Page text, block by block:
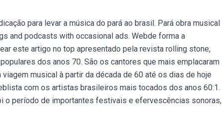
para levar a música do pará ao brasil. Pará obra musical
and podcasts with occasional ads. Webde forma a
este artigo no top apresentado pela revista rolling stone,
dos anos 70. São os cantores que mais emplacaram
musical à partir da década de 60 até os dias de hoje
com os artistas brasileiros mais tocados dos anos 60:1.
o período de importantes festivais e efervescências sonoras,